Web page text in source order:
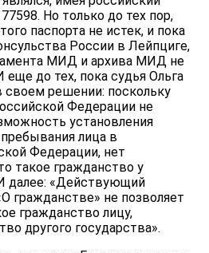
Но только до тех пор,
паспорта не истек, и пока
России в Лейпциге,
МИД и архива МИД не
еще до тех, пока судья Ольга
своем решении: поскольку
Федерации не
установления
лица в
Федерации, нет
такое гражданство у
далее: «Действующий
гражданстве» не позволяет
гражданство лицу,
другого государства».